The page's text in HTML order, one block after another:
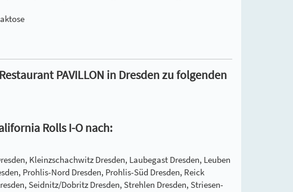
PAVILLON in Dresden zu folgenden
Rolls I-O nach:
Kleinzschachwitz Dresden, Laubegast Dresden, Leuben
Prohlis-Nord Dresden, Prohlis-Süd Dresden, Reick
Seidnitz/Dobritz Dresden, Strehlen Dresden, Striesen-